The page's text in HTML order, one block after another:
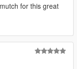
for this great